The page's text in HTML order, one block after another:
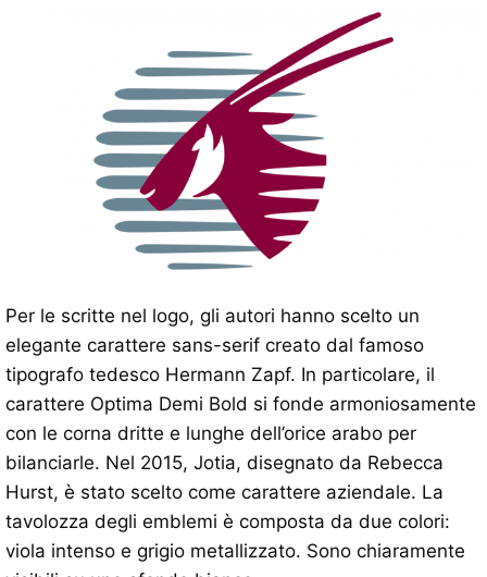
Per le scritte nel logo, gli autori hanno scelto un
elegante carattere sans-serif creato dal famoso
tipografo tedesco Hermann Zapf. In particolare, il
carattere Optima Demi Bold si fonde armoniosamente
con le corna dritte e lunghe dell’orice arabo per
bilanciarle. Nel 2015, Jotia, disegnato da Rebecca
Hurst, è stato scelto come carattere aziendale. La
tavolozza degli emblemi è composta da due colori:
viola intenso e grigio metallizzato. Sono chiaramente